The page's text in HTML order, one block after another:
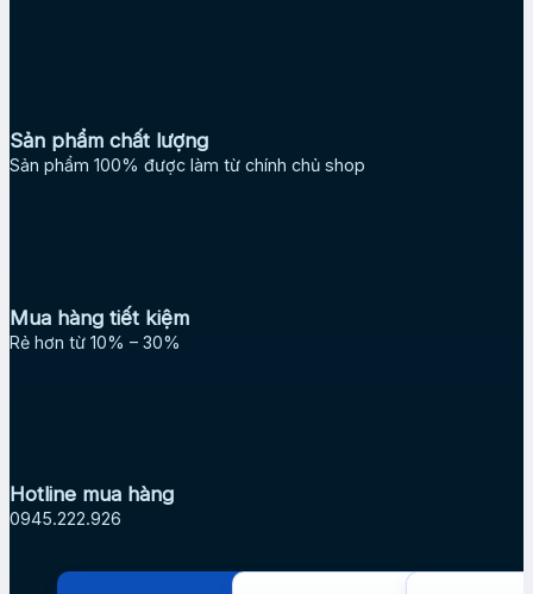
Sản phẩm chất lượng
Sản phẩm 100% được làm từ chính chủ shop
Mua hàng tiết kiệm
Rẻ hơn từ 10% – 30%
Hotline mua hàng
0945.222.926